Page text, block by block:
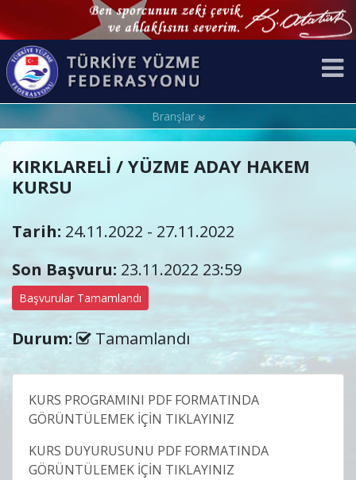
Branşlar
KIRKLARELİ / YÜZME ADAY HAKEM
KURSU
Tarih: 24.11.2022 - 27.11.2022
Son Başvuru: 23.11.2022 23:59
Başvurular Tamamlandı
Durum: Tamamlandı
KURS PROGRAMINI PDF FORMATINDA
GÖRÜNTÜLEMEK İÇİN TIKLAYINIZ
KURS DUYURUSUNU PDF FORMATINDA
GÖRÜNTÜLEMEK İÇİN TIKLAYINIZ